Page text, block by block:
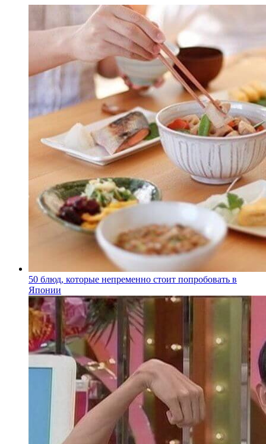
50 блюд, которые непременно стоит попробовать в
Японии